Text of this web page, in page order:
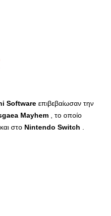
Software επιβεβαίωσαν την
Mayhem , το οποίο
και στο Nintendo Switch